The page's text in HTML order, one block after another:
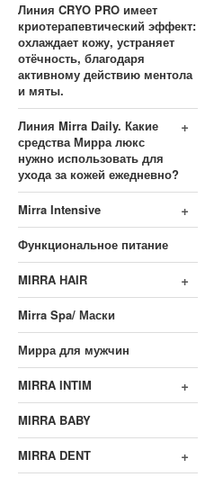
Линия CRYO PRO имеет
криотерапевтический эффект:
охлаждает кожу, устраняет
отёчность, благодаря
активному действию ментола
и мяты.
+
Линия Mirra Daily. Какие
средства Мирра люкс
нужно использовать для
ухода за кожей ежедневно?
+
Mirra Intensive
Функциональное питание
+
MIRRA HAIR
Mirra Spa/ Маски
Мирра для мужчин
+
MIRRA INTIM
MIRRA BABY
+
MIRRA DENT